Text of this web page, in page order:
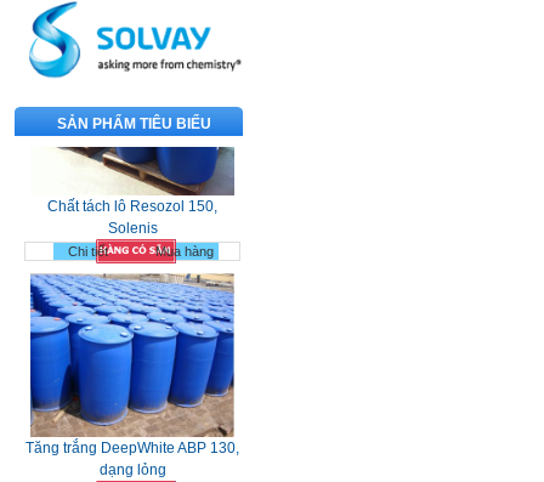
SẢN PHẨM TIÊU BIỂU
Chất tách lô Resozol 150,
Solenis
Tăng trắng DeepWhite ABP 130,
dạng lỏng
Chi tiết